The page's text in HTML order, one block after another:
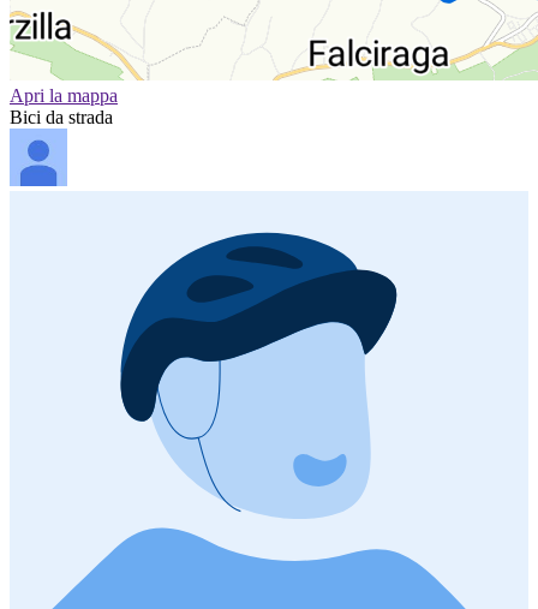
Apri la mappa
Bici da strada